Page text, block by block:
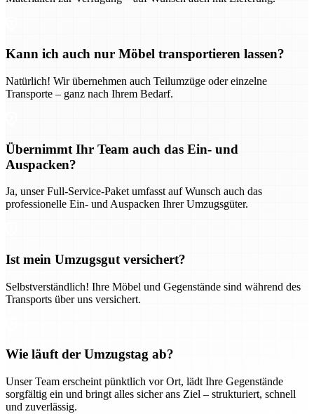
Kann ich auch nur Möbel transportieren lassen?
Natürlich! Wir übernehmen auch Teilumzüge oder einzelne
Transporte – ganz nach Ihrem Bedarf.
Übernimmt Ihr Team auch das Ein- und
Auspacken?
Ja, unser Full-Service-Paket umfasst auf Wunsch auch das
professionelle Ein- und Auspacken Ihrer Umzugsgüter.
Ist mein Umzugsgut versichert?
Selbstverständlich! Ihre Möbel und Gegenstände sind während des
Transports über uns versichert.
Wie läuft der Umzugstag ab?
Unser Team erscheint pünktlich vor Ort, lädt Ihre Gegenstände
sorgfältig ein und bringt alles sicher ans Ziel – strukturiert, schnell
und zuverlässig.